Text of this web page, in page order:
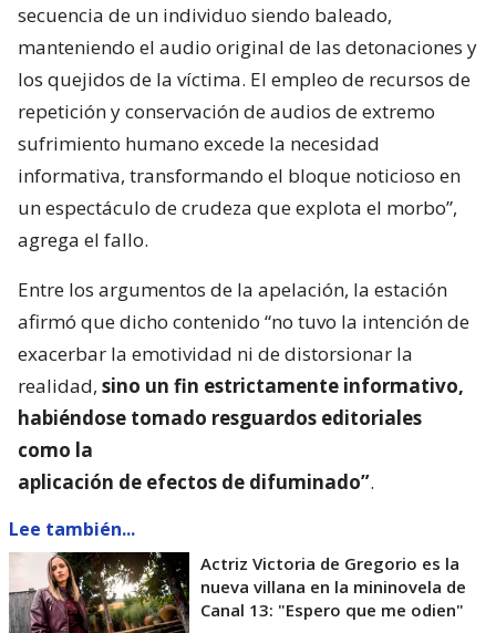
secuencia de un individuo siendo baleado,
manteniendo el audio original de las detonaciones y
los quejidos de la víctima. El empleo de recursos de
repetición y conservación de audios de extremo
sufrimiento humano excede la necesidad
informativa, transformando el bloque noticioso en
un espectáculo de crudeza que explota el morbo”,
agrega el fallo.
Entre los argumentos de la apelación, la estación
afirmó que dicho contenido “no tuvo la intención de
exacerbar la emotividad ni de distorsionar la
realidad, sino un fin estrictamente informativo,
habiéndose tomado resguardos editoriales
como la
aplicación de efectos de difuminado”.
Lee también...
Actriz Victoria de Gregorio es la
nueva villana en la mininovela de
Canal 13: "Espero que me odien"